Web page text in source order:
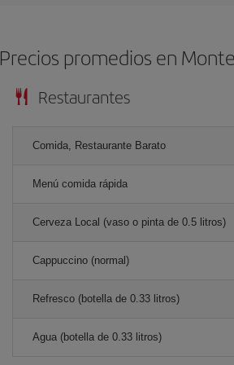
Precios promedios en
Restaurantes
Comida, Restaurante Barato
Menú comida rápida
Cerveza Local (vaso o pinta de 0.5 litros)
Cappuccino (normal)
Refresco (botella de 0.33 litros)
Agua (botella de 0.33 litros)